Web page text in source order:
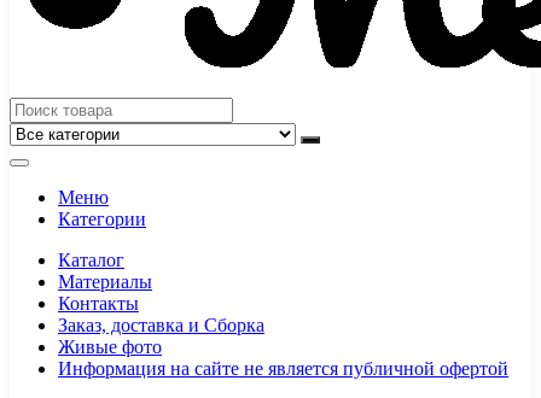
Меню
Категории
Каталог
Материалы
Контакты
Заказ, доставка и Сборка
Живые фото
Информация на сайте не является публичной офертой